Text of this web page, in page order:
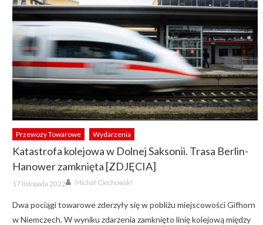
Przewozy Towarowe Wydarzenia
Katastrofa kolejowa w Dolnej Saksonii. Trasa Berlin-
Hanower zamknięta [ZDJĘCIA]
Posted
on
17 listopada 2022 Author
Michał Ciechowski
Dwa pociągi towarowe zderzyły się w pobliżu miejscowości Gifhorn
w Niemczech. W wyniku zdarzenia zamknięto linię kolejową między